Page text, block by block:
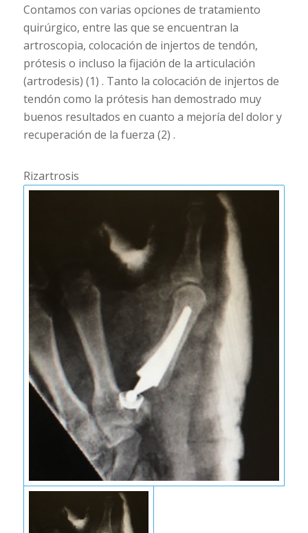
Contamos con varias opciones de tratamiento
quirúrgico, entre las que se encuentran la
artroscopia, colocación de injertos de tendón,
prótesis o incluso la fijación de la articulación
(artrodesis) (1) . Tanto la colocación de injertos de
tendón como la prótesis han demostrado muy
buenos resultados en cuanto a mejoría del dolor y
recuperación de la fuerza (2) .
Rizartrosis